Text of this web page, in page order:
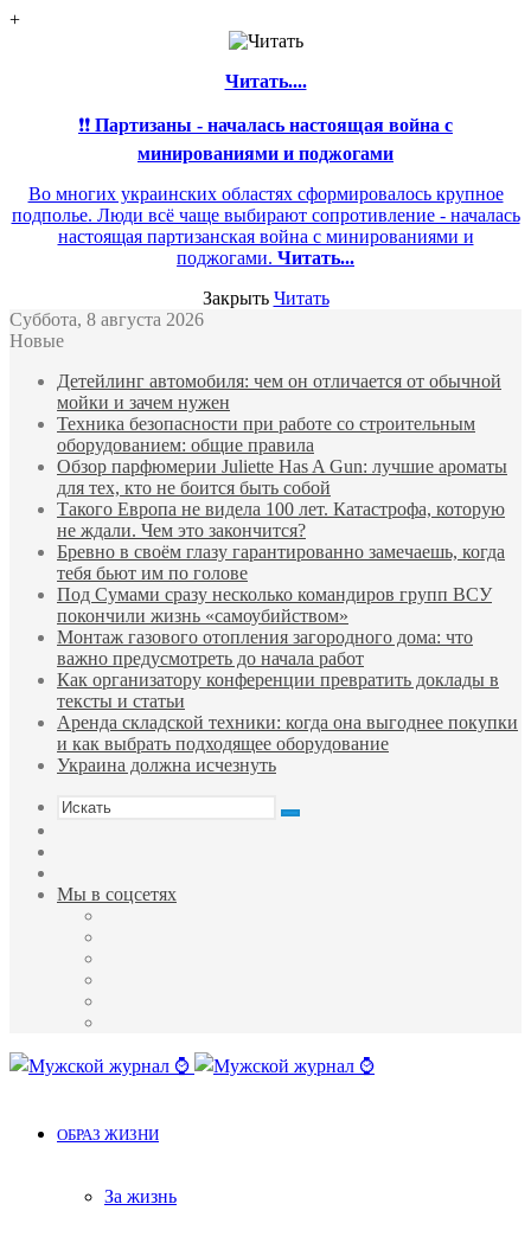
+
Читать....
❗❗ Партизаны - началась настоящая война с
минированиями и поджогами
Во многих украинских областях сформировалось крупное
подполье. Люди всё чаще выбирают сопротивление - началась
настоящая партизанская война с минированиями и
поджогами. Читать...
Закрыть Читать
Суббота, 8 августа 2026
Новые
Детейлинг автомобиля: чем он отличается от обычной
мойки и зачем нужен
Техника безопасности при работе со строительным
оборудованием: общие правила
Обзор парфюмерии Juliette Has A Gun: лучшие ароматы
для тех, кто не боится быть собой
Такого Европа не видела 100 лет. Катастрофа, которую
не ждали. Чем это закончится?
Бревно в своём глазу гарантированно замечаешь, когда
тебя бьют им по голове
Под Сумами сразу несколько командиров групп ВСУ
покончили жизнь «самоубийством»
Монтаж газового отопления загородного дома: что
важно предусмотреть до начала работ
Как организатору конференции превратить доклады в
тексты и статьи
Аренда складской техники: когда она выгоднее покупки
и как выбрать подходящее оборудование
Украина должна исчезнуть
Искать
Мы в соцсетях
Меню
ОБРАЗ ЖИЗНИ
За жизнь